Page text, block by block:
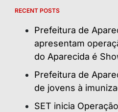
RECENT POSTS
Prefeitura de
apresentam
do Aparecida é
Prefeitura de
de jovens à
SET inicia